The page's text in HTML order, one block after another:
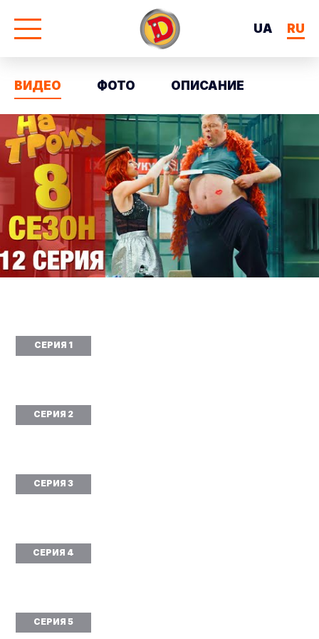
UA
RU
ВИДЕО ФОТО ОПИСАНИЕ
СЕРИЯ 1
СЕРИЯ 2
СЕРИЯ 3
СЕРИЯ 4
СЕРИЯ 5